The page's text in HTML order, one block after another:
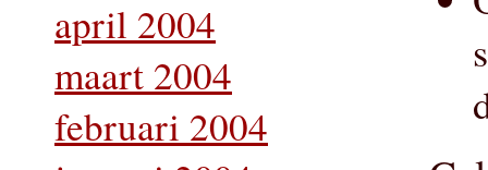
april 2004
maart 2004
februari 2004